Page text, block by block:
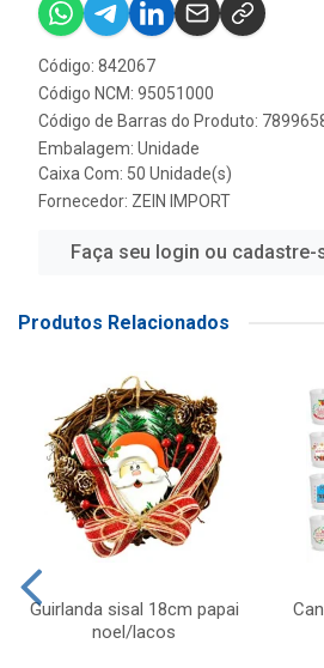
Código: 842067
Código NCM: 95051000
Código de Barras do Produto:
Embalagem: Unidade
Caixa Com: 50 Unidade(s)
Fornecedor: ZEIN IMPORT
Faça seu login ou cadastre-
Produtos Relacionados
Guirlanda sisal 18cm papai
noel/lacos